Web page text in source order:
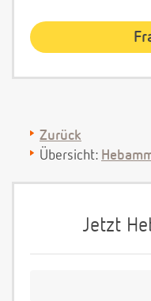
Zurück
Übersicht:
Jetzt